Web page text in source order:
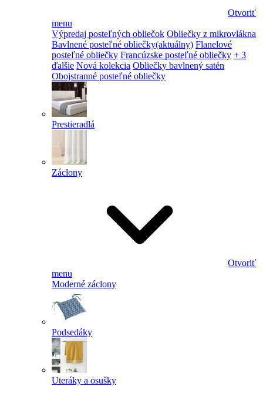
Otvoriť
menu
Výpredaj posteľných obliečok Obliečky z mikrovlákna
Bavlnené posteľné obliečky(aktuálny) Flanelové
posteľné obliečky Francúzske posteľné obliečky + 3
ďalšie Nová kolekcia Obliečky bavlnený satén
Obojstranné posteľné obliečky
Prestieradlá
Záclony
Otvoriť
menu
Moderné záclony
Podsedáky
Uteráky a osušky